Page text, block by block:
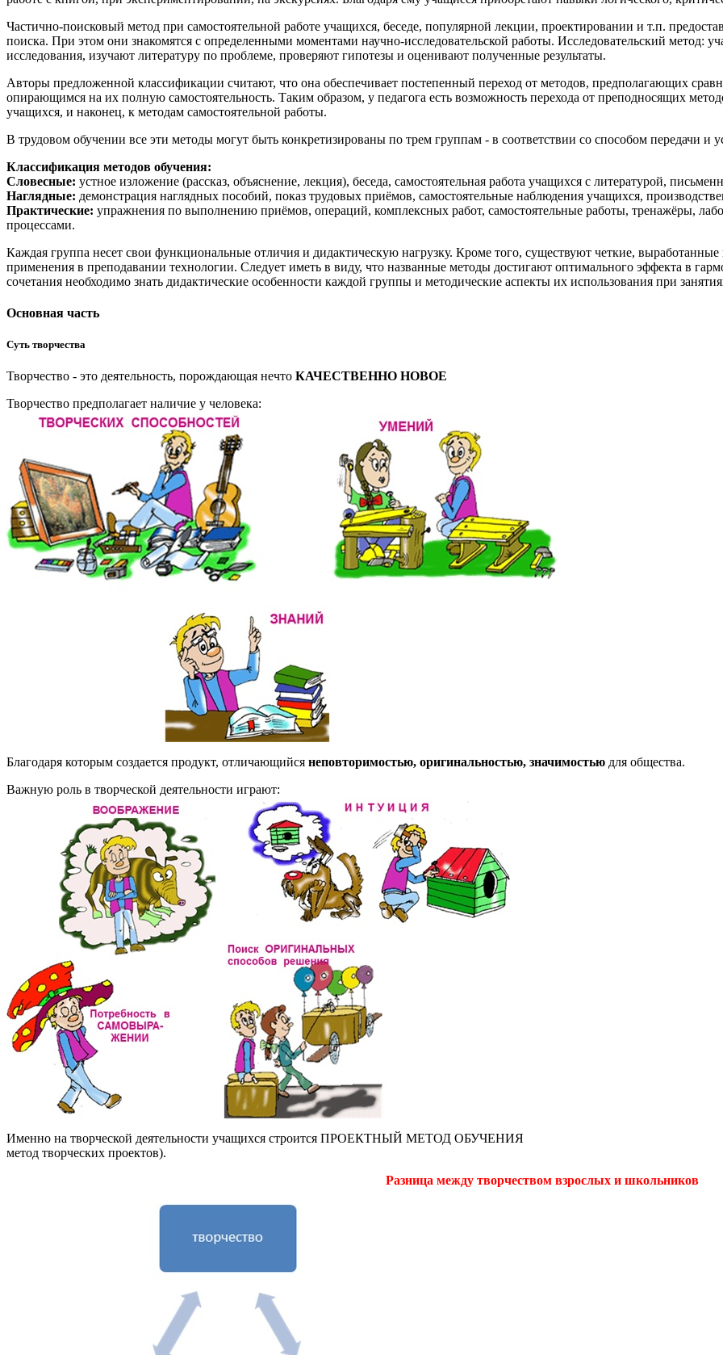
Частично-поисковый метод при самостоятельной работе учащихся, беседе, популярной лекции, проектировании и т.п.
поиска. При этом они знакомятся с определенными моментами научно-исследовательской работы. Исследовательский метод:
исследования, изучают литературу по проблеме, проверяют гипотезы и оценивают полученные результаты.
Авторы предложенной классификации считают, что она обеспечивает постепенный переход от методов, предполагающих
опирающимся на их полную самостоятельность. Таким образом, у педагога есть возможность перехода от преподносящих
учащихся, и наконец, к методам самостоятельной работы.
В трудовом обучении все эти методы могут быть конкретизированы по трем группам - в соответствии со способом передачи
Классификация методов обучения:
Словесные: устное изложение (рассказ, объяснение, лекция), беседа, самостоятельная работа учащихся с литературой,
Наглядные: демонстрация наглядных пособий, показ трудовых приёмов, самостоятельные наблюдения учащихся,
Практические: упражнения по выполнению приёмов, операций, комплексных работ, самостоятельные работы, тренажёры,
процессами.
Каждая группа несет свои функциональные отличия и дидактическую нагрузку. Кроме того, существуют четкие,
применения в преподавании технологии. Следует иметь в виду, что названные методы достигают оптимального эффекта в
сочетания необходимо знать дидактические особенности каждой группы и методические аспекты их использования при
Основная часть
Суть творчества
Творчество - это деятельность, порождающая нечто КАЧЕСТВЕННО НОВОЕ
Творчество предполагает наличие у человека:
Благодаря которым создается продукт, отличающийся неповторимостью, оригинальностью, значимостью для общества.
Важную роль в творческой деятельности играют:
Именно на творческой деятельности учащихся строится ПРОЕКТНЫЙ МЕТОД ОБУЧЕНИЯ
метод творческих проектов).
Разница между творчеством взрослых и школьников